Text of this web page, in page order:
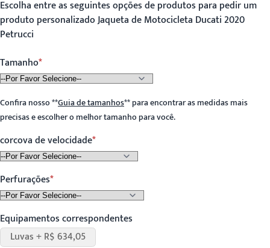
Escolha entre as seguintes opções de produtos para pedir um
produto personalizado Jaqueta de Motocicleta Ducati 2020
Petrucci
Tamanho
Confira nosso**Guia de tamanhos**para encontrar as medidas mais
precisas e escolher o melhor tamanho para você.
corcova de velocidade
Perfurações
Equipamentos correspondentes
Luvas + R$ 634,05